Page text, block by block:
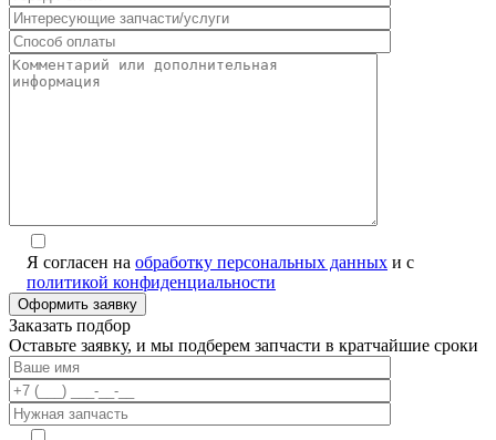
Я согласен на обработку персональных данных и с
политикой конфиденциальности
Заказать подбор
Оставьте заявку, и мы подберем запчасти в кратчайшие сроки